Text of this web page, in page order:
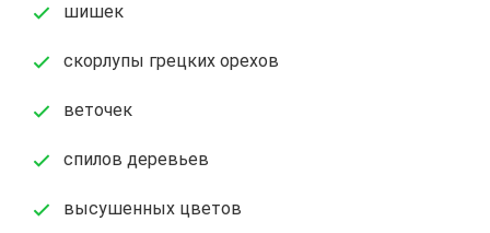
шишек
скорлупы грецких орехов
веточек
спилов деревьев
высушенных цветов